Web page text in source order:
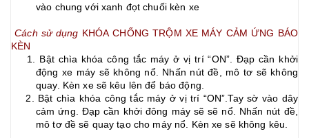
vào chung với xanh đọt chuối kèn xe
Cách sử dụng KHÓA CHỐNG TRỘM XE MÁY CẢM ỨNG BÁO
KÈN
1. Bật chìa khóa công tắc máy ở vị trí “ON”. Đạp cần khởi
động xe máy sẽ không nổ. Nhấn nút đề, mô tơ sẽ không
quay. Kèn xe sẽ kêu lên để báo động.
2. Bật chìa khóa công tắc máy ở vị trí “ON”.Tay sờ vào dây
cảm ứng. Đạp cần khởi đông máy sẽ sẽ nổ. Nhấn nút đề,
mô tơ đề sẽ quay tạo cho máy nổ. Kèn xe sẽ không kêu.